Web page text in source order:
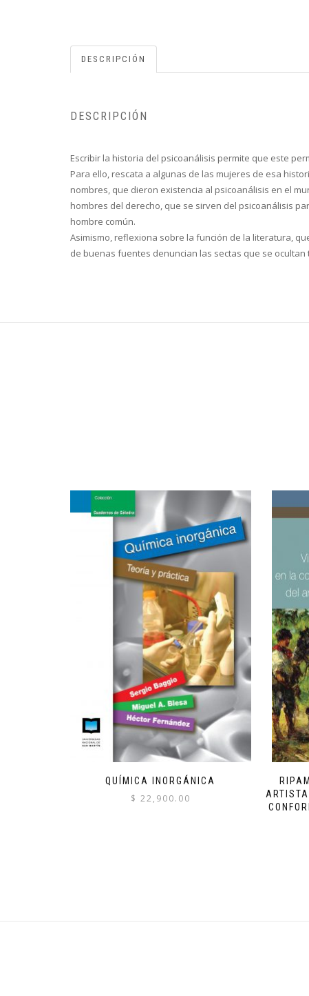
DESCRIPCIÓN
DESCRIPCIÓN
Escribir la historia del psicoanálisis permite que este
Para ello, rescata a algunas de las mujeres de esa
nombres, que dieron existencia al psicoanálisis en el
hombres del derecho, que se sirven del psicoanálisis
hombre común.
Asimismo, reflexiona sobre la función de la literatura,
de buenas fuentes denuncian las sectas que se
QUÍMICA INORGÁNICA
$ 22,900.00